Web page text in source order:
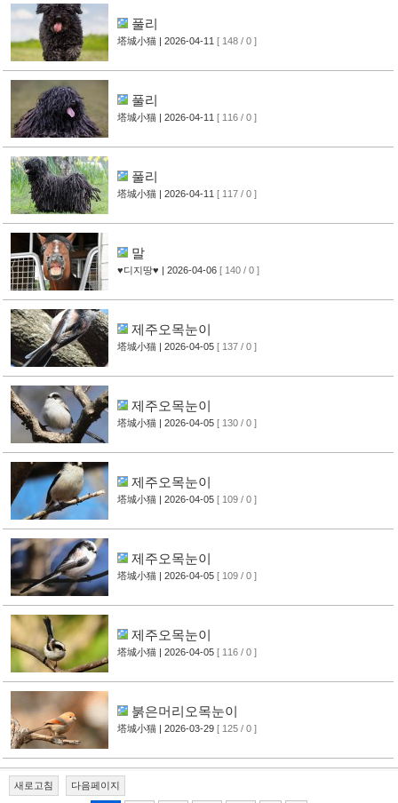
풀리
塔城小猫 | 2026-04-11 [ 148 / 0 ]
풀리
塔城小猫 | 2026-04-11 [ 116 / 0 ]
풀리
塔城小猫 | 2026-04-11 [ 117 / 0 ]
말
♥디지땅♥ | 2026-04-06 [ 140 / 0 ]
제주오목눈이
塔城小猫 | 2026-04-05 [ 137 / 0 ]
제주오목눈이
塔城小猫 | 2026-04-05 [ 130 / 0 ]
제주오목눈이
塔城小猫 | 2026-04-05 [ 109 / 0 ]
제주오목눈이
塔城小猫 | 2026-04-05 [ 109 / 0 ]
제주오목눈이
塔城小猫 | 2026-04-05 [ 116 / 0 ]
붉은머리오목눈이
塔城小猫 | 2026-03-29 [ 125 / 0 ]
새로고침 다음페이지